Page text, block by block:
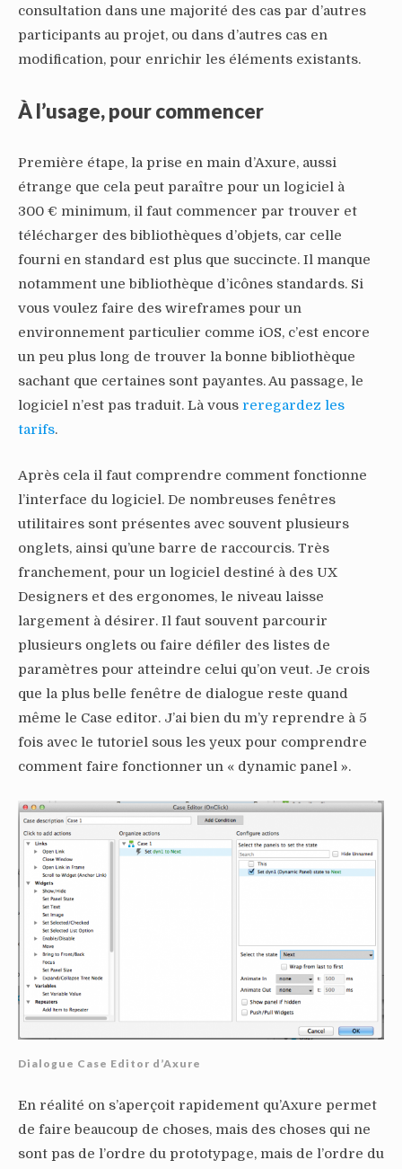
consultation dans une majorité des cas par d’autres
participants au projet, ou dans d’autres cas en
modification, pour enrichir les éléments existants.
À l’usage, pour commencer
Première étape, la prise en main d’Axure, aussi
étrange que cela peut paraître pour un logiciel à
300 € minimum, il faut commencer par trouver et
télécharger des bibliothèques d’objets, car celle
fourni en standard est plus que succincte. Il manque
notamment une bibliothèque d’icônes standards. Si
vous voulez faire des wireframes pour un
environnement particulier comme iOS, c’est encore
un peu plus long de trouver la bonne bibliothèque
sachant que certaines sont payantes. Au passage, le
logiciel n’est pas traduit. Là vous reregardez les
tarifs.
Après cela il faut comprendre comment fonctionne
l’interface du logiciel. De nombreuses fenêtres
utilitaires sont présentes avec souvent plusieurs
onglets, ainsi qu’une barre de raccourcis. Très
franchement, pour un logiciel destiné à des UX
Designers et des ergonomes, le niveau laisse
largement à désirer. Il faut souvent parcourir
plusieurs onglets ou faire défiler des listes de
paramètres pour atteindre celui qu’on veut. Je crois
que la plus belle fenêtre de dialogue reste quand
même le Case editor. J’ai bien du m’y reprendre à 5
fois avec le tutoriel sous les yeux pour comprendre
comment faire fonctionner un « dynamic panel ».
Dialogue Case Editor d’Axure
En réalité on s’aperçoit rapidement qu’Axure permet
de faire beaucoup de choses, mais des choses qui ne
sont pas de l’ordre du prototypage, mais de l’ordre du